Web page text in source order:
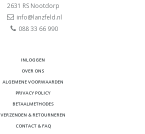
2631 RS Nootdorp
info@lanzfeld.nl
088 33 66 990
INLOGGEN
OVER ONS
ALGEMENE VOORWAARDEN
PRIVACY POLICY
BETAALMETHODES
VERZENDEN & RETOURNEREN
CONTACT & FAQ